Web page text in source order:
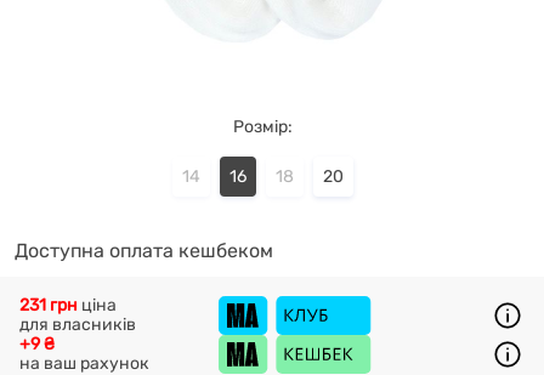
Розмір:
14 16 18 20
Доступна оплата кешбеком
+9 ₴
на ваш рахунок
231 грн ціна
для власників